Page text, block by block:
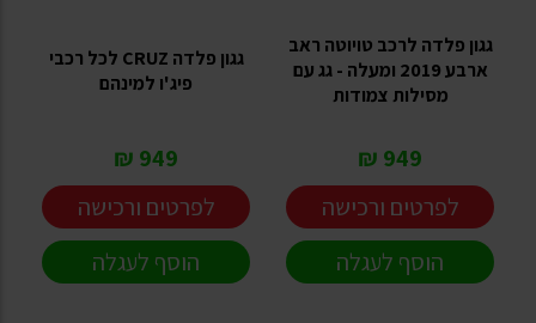
גגון פלדה לרכב טויוטה ראב
ארבע 2019 ומעלה - גג עם
מסילות צמודות
949 ₪
לפרטים ורכישה
הוסף לעגלה
גגון פלדה CRUZ לכל רכבי
פיג'ו למינהם
949 ₪
לפרטים ורכישה
הוסף לעגלה